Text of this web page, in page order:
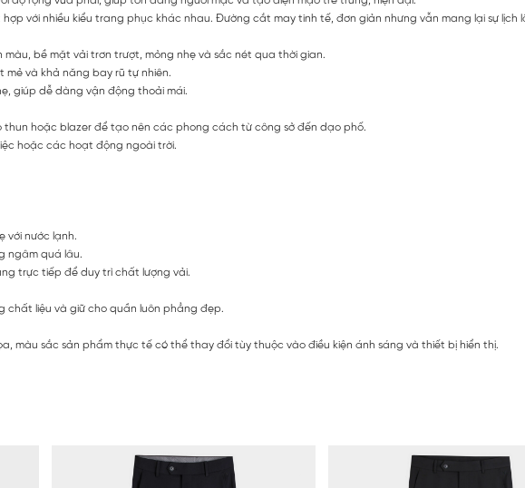
với nhiều kiểu trang phục khác nhau. Đường cắt may tinh tế, đơn giản nhưng vẫn mang lại sự lịch
màu, bề mặt vải trơn trượt, mỏng nhẹ và sắc nét qua thời gian.
mẻ và khả năng bay rũ tự nhiên.
giúp dễ dàng vận động thoải mái.
thun hoặc blazer để tạo nên các phong cách từ công sở đến dạo phố.
hoặc các hoạt động ngoài trời.
với nước lạnh.
ngâm quá lâu.
trực tiếp để duy trì chất lượng vải.
chất liệu và giữ cho quần luôn phẳng đẹp.
màu sắc sản phẩm thực tế có thể thay đổi tùy thuộc vào điều kiện ánh sáng và thiết bị hiển thị.